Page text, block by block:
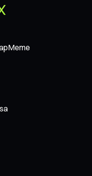
Meme